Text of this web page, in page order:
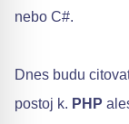
nebo C#.
Dnes budu
postoj k. PHP